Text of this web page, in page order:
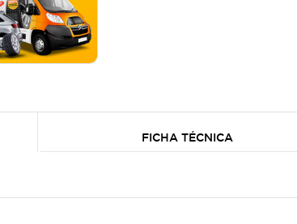
FICHA TÉCNICA